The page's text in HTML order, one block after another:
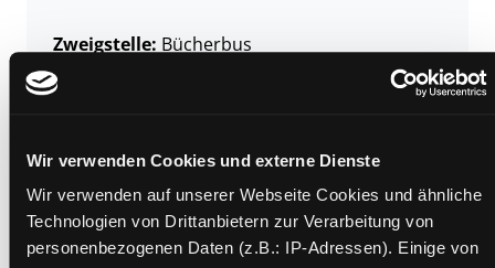
Wir verwenden Cookies und externe Dienste
Wir verwenden auf unserer Webseite Cookies und ähnliche
Technologien von Drittanbietern zur Verarbeitung von
personenbezogenen Daten (z.B.: IP-Adressen). Einige von
Zweigstelle: Bücherbus
Signatur:
Vorbestellungen:0
Mediengruppe: Kinderbuch
Frist:08.10.2026